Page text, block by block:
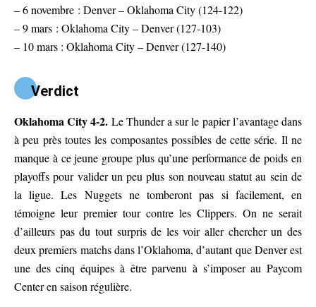
– 6 novembre : Denver – Oklahoma City (124-122)
– 9 mars : Oklahoma City – Denver (127-103)
– 10 mars : Oklahoma City – Denver (127-140)
Verdict
Oklahoma City 4-2. Le Thunder a sur le papier l’avantage dans
à peu près toutes les composantes possibles de cette série. Il ne
manque à ce jeune groupe plus qu’une performance de poids en
playoffs pour valider un peu plus son nouveau statut au sein de
la ligue. Les Nuggets ne tomberont pas si facilement, en
témoigne leur premier tour contre les Clippers. On ne serait
d’ailleurs pas du tout surpris de les voir aller chercher un des
deux premiers matchs dans l’Oklahoma, d’autant que Denver est
une des cinq équipes à être parvenu à s’imposer au Paycom
Center en saison régulière.